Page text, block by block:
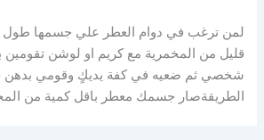
لمن ترغب في دوام العطر علي جسمها طول
قليل من المخمرية مع كريم او لوشن
شخصي ثم ضعيه في كفة يديكٍ وقومي بدهن
الطريقةصار جسمك معطر باقل كمية من